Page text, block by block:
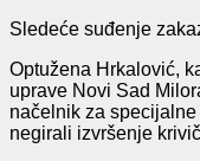
Sledeće suđenje
Optužena Hrkalović,
uprave Novi Sad
načelnik za
negirali izvršenje